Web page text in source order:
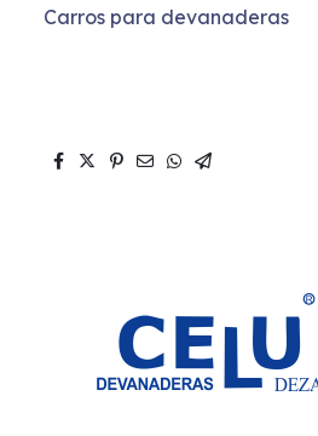
Carros para devanaderas